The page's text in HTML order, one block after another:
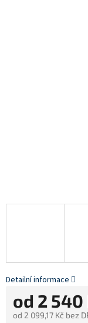
od 2 540
od 2 099,17 Kč bez
Detailní informace